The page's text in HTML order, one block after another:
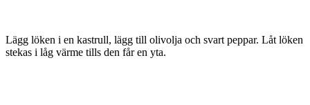
Lägg löken i en kastrull, lägg till olivolja och svart peppar. Låt löken
stekas i låg värme tills den får en yta.